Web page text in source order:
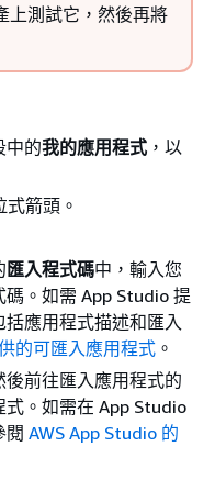
上測試它，然後再將
中的我的應用程式 ，以
箭頭。
匯入程式碼中，輸入您
。如需 App Studio 提
應用程式描述和匯入
的可匯入應用程式 。
前往匯入應用程式的
式。如需在 App Studio
閱 AWS App Studio 的